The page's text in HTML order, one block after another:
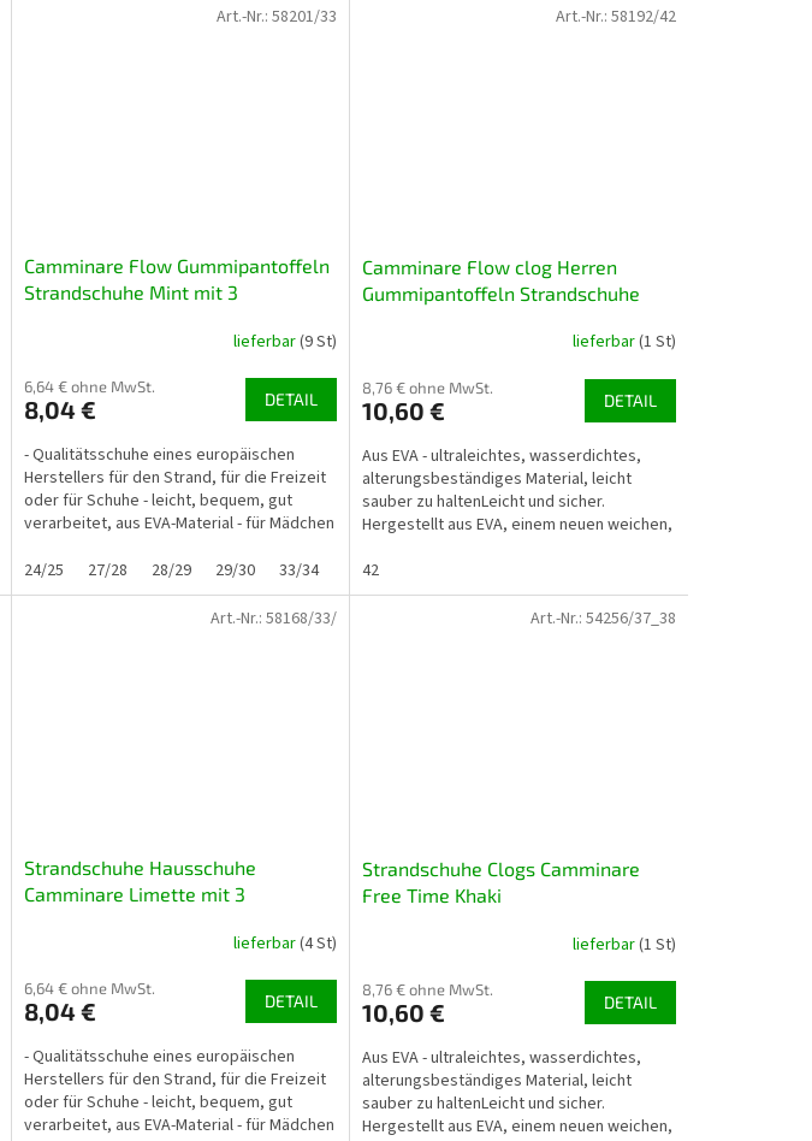
Camminare Flow Gummipantoffeln
Strandschuhe Mint mit 3
lieferbar(9 St)
6,64 € ohne MwSt.
8,04 € DETAIL
- Qualitätsschuhe eines europäischen
Herstellers für den Strand, für die Freizeit
oder für Schuhe - leicht, bequem, gut
verarbeitet, aus EVA-Material - für Mädchen
24/25
27/28 28/29 29/30 33/34
Art.-Nr.: 58201/33
Camminare Flow clog Herren
Gummipantoffeln Strandschuhe
lieferbar(1 St)
8,76 € ohne MwSt.
10,60 € DETAIL
Aus EVA - ultraleichtes, wasserdichtes,
alterungsbeständiges Material, leicht
sauber zu haltenLeicht und sicher.
Hergestellt aus EVA, einem neuen weichen,
42
Art.-Nr.: 58192/42
Strandschuhe Hausschuhe
Camminare Limette mit 3
lieferbar(4 St)
6,64 € ohne MwSt.
8,04 € DETAIL
- Qualitätsschuhe eines europäischen
Herstellers für den Strand, für die Freizeit
oder für Schuhe - leicht, bequem, gut
verarbeitet, aus EVA-Material - für Mädchen
Art.-Nr.: 58168/33/
Strandschuhe Clogs Camminare
Free Time Khaki
lieferbar(1 St)
8,76 € ohne MwSt.
10,60 € DETAIL
Aus EVA - ultraleichtes, wasserdichtes,
alterungsbeständiges Material, leicht
sauber zu haltenLeicht und sicher.
Hergestellt aus EVA, einem neuen weichen,
Art.-Nr.: 54256/37_38